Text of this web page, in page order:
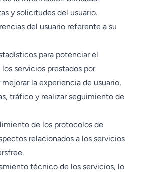
y solicitudes del usuario.
del usuario referente a su
para potenciar el
servicios prestados por
la experiencia de usuario,
tráfico y realizar seguimiento de
de los protocolos de
relacionados a los servicios
técnico de los servicios, lo